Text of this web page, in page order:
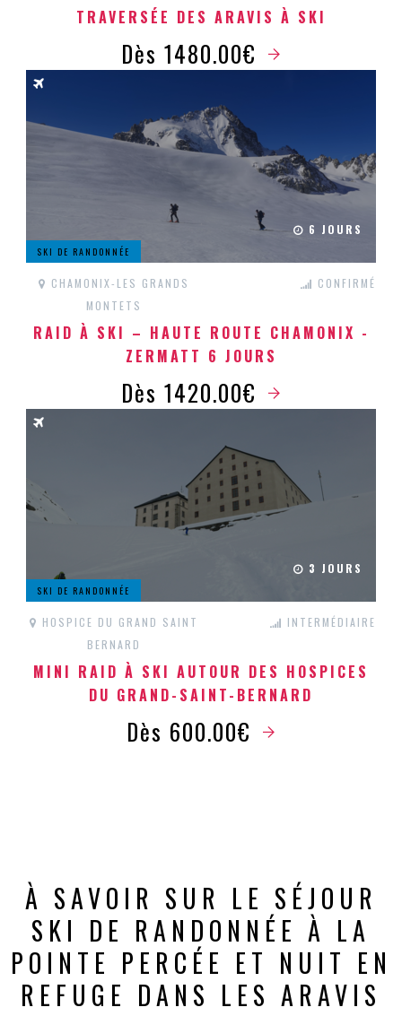
TRAVERSÉE DES ARAVIS À SKI
Dès 1480.00€
6 JOURS
SKI DE RANDONNÉE
CHAMONIX-LES GRANDS
MONTETS
CONFIRMÉ
RAID À SKI – HAUTE ROUTE CHAMONIX -
ZERMATT 6 JOURS
Dès 1420.00€
3 JOURS
SKI DE RANDONNÉE
HOSPICE DU GRAND SAINT
BERNARD
INTERMÉDIAIRE
MINI RAID À SKI AUTOUR DES HOSPICES
DU GRAND-SAINT-BERNARD
Dès 600.00€
À SAVOIR SUR LE SÉJOUR
SKI DE RANDONNÉE À LA
POINTE PERCÉE ET NUIT EN
REFUGE DANS LES ARAVIS